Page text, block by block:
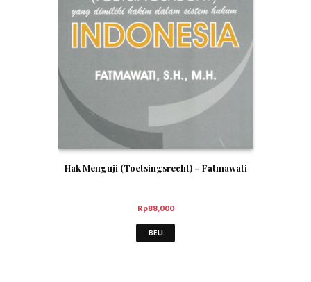
Hak Menguji (Toetsingsrecht) – Fatmawati
Rp88,000
BELI